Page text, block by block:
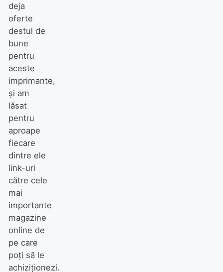
deja
oferte
destul de
bune
pentru
aceste
imprimante,
și am
lăsat
pentru
aproape
fiecare
dintre ele
link-uri
către cele
mai
importante
magazine
online de
pe care
poți să le
achiziționezi.